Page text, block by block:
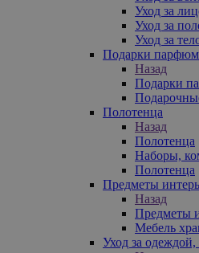
Уход за
Уход за
Уход за
Подарки
Назад
Подарки
Полотенца
Назад
Полотенца
Наборы,
Полотенца
Предметы
Назад
Предметы
Мебель
Уход за